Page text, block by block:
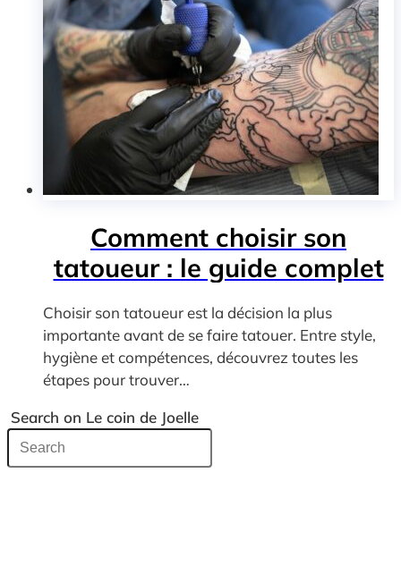
Comment choisir son
tatoueur : le guide complet
Choisir son tatoueur est la décision la plus
importante avant de se faire tatouer. Entre style,
hygiène et compétences, découvrez toutes les
étapes pour trouver…
Search on Le coin de Joelle